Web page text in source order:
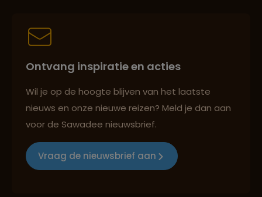
Persoonlijk en deskundig reisadvies
Reizen met oog voor mens, cultuur en milieu
Ontvang inspiratie en acties
Wil je op de hoogte blijven van het laatste
nieuws en onze nieuwe reizen? Meld je dan aan
voor de Sawadee nieuwsbrief.
Vraag de nieuwsbrief aan